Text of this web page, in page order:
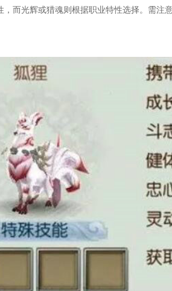
而光辉或猎魂则根据职业特性选择。需注